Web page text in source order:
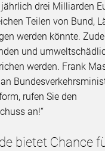
drei Milliarden
Teilen von Bund,
werden könnte.
und
werden. Frank
rufen Sie den
an!“
bietet Chance